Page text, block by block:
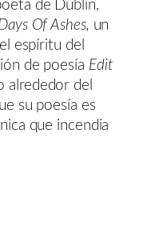
de Dublín,
Of Ashes, un
espíritu del
de poesía Edit
alrededor del
su poesía es
que incendia